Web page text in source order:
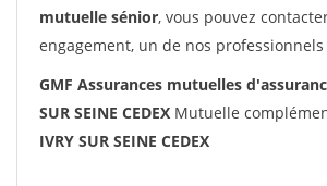
mutuelle sénior, vous pouvez
engagement, un de nos professionnels
GMF Assurances mutuelles
SUR SEINE CEDEX Mutuelle
IVRY SUR SEINE CEDEX